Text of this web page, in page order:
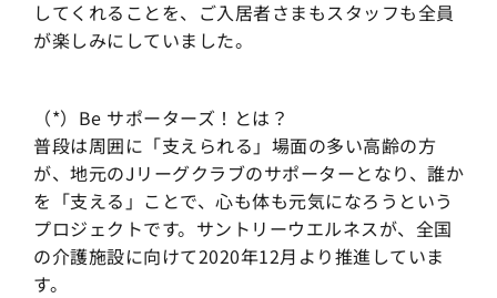
してくれることを、ご入居者さまもスタッフも全員
が楽しみにしていました。
（*）Be サポーターズ！とは？
普段は周囲に「支えられる」場面の多い高齢の方
が、地元のJリーグクラブのサポーターとなり、誰か
を「支える」ことで、心も体も元気になろうという
プロジェクトです。サントリーウエルネスが、全国
の介護施設に向けて2020年12月より推進していま
す。